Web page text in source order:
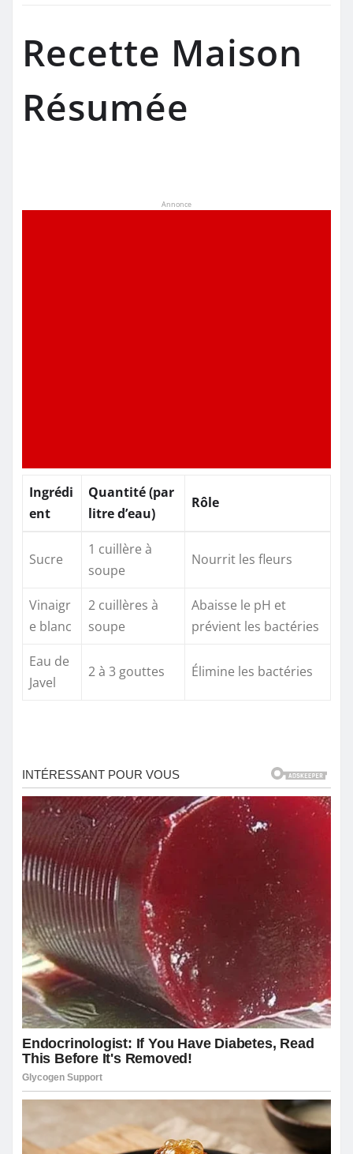
Recette Maison
Résumée
Annonce
Ingrédi
ent
Quantité (par
litre d’eau)
Rôle
Sucre
1 cuillère à
soupe
Nourrit les fleurs
Vinaigr
e blanc
2 cuillères à
soupe
Abaisse le pH et
prévient les bactéries
Eau de
Javel
2 à 3 gouttes Élimine les bactéries